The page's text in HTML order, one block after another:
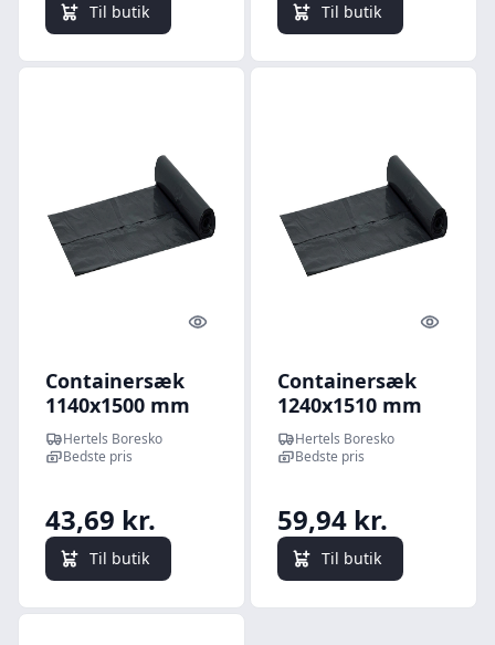
Til butik Til butik
Quick look
Containersæk
1140x1500 mm
180 Liter Sort 40
my 10 stk
Hertels Boresko
Bedste pris
43,69 kr.
Til butik
Quick
Containersæk
1240x1510 mm
240 Liter Sort 40
my 10 stk
Hertels Boresko
Bedste pris
59,94 kr.
Til butik